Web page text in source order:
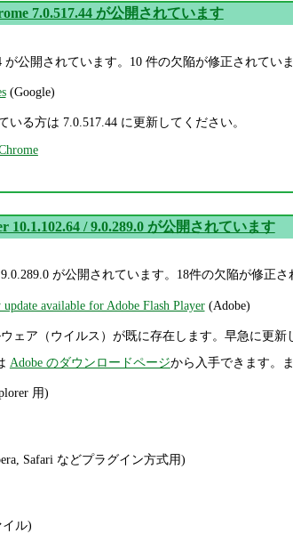
7.0.517.44 が公開されています
が公開されています。10 件の欠陥が修正されていま
(Google)
いる方は 7.0.517.44 に更新してください。
10.1.102.64 / 9.0.289.0 が公開されています
9.0.289.0 が公開されています。18件の欠陥が修正さ
available for Adobe Flash Player(Adobe)
ェア（ウイルス）が既に存在します。早急に更新
Adobe のダウンロードページから入手できます。
用)
Safari などプラグイン方式用)
イル)